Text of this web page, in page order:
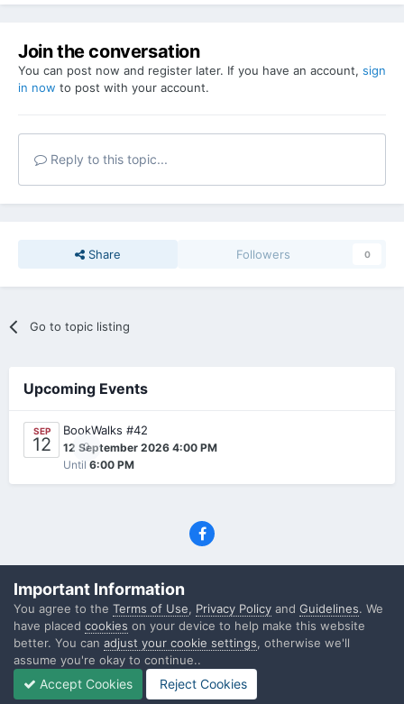
Join the conversation
You can post now and register later. If you have an account, sign
in now to post with your account.
Reply to this topic...
Share Followers 0
Go to topic listing
Upcoming Events
SEP
12 0
BookWalks #42
12 September 2026 4:00 PM
Until 6:00 PM
(C) SFF.gr, All rights reserved
Powered by Invision Community
Important Information
You agree to the Terms of Use, Privacy Policy and Guidelines. We
have placed cookies on your device to help make this website
better. You can adjust your cookie settings, otherwise we'll
assume you're okay to continue..
Accept Cookies Reject Cookies